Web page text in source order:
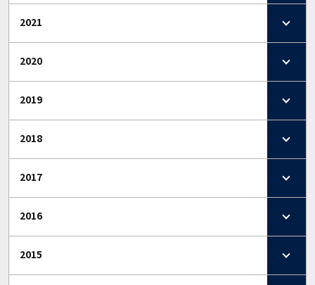
2021
2020
2019
2018
2017
2016
2015